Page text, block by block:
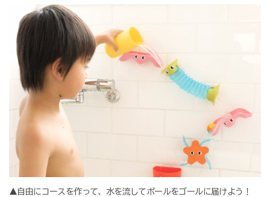
▲自由にコースを作って、水を流してボールをゴールに届けよう！